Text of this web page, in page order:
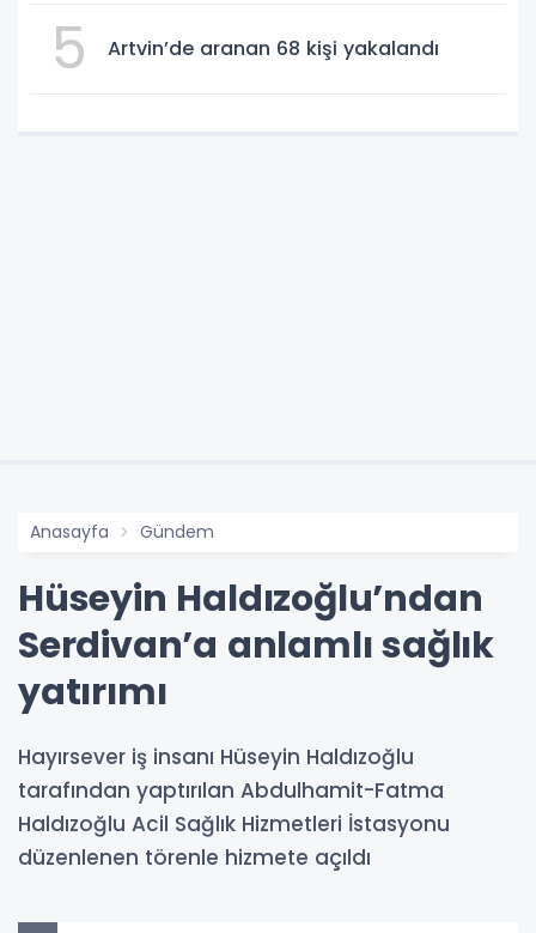
5 Artvin’de aranan 68 kişi yakalandı
Anasayfa Gündem
Hüseyin Haldızoğlu’ndan
Serdivan’a anlamlı sağlık
yatırımı
Hayırsever iş insanı Hüseyin Haldızoğlu
tarafından yaptırılan Abdulhamit-Fatma
Haldızoğlu Acil Sağlık Hizmetleri İstasyonu
düzenlenen törenle hizmete açıldı